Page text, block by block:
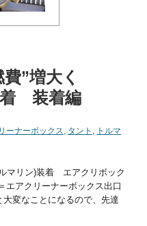
”増大く
着 装着編
ーナーボックス, タント , トルマ
マリン)装着 エアクリボック
エアクリーナーボックス出口
変なことになるので、先達